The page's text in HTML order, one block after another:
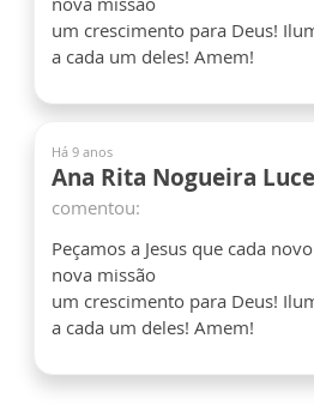
um crescimento para Deus!
a cada um deles! Amem!
Há 9 anos
Ana Rita Nogueira
comentou:
Peçamos a Jesus que cada
nova missão
um crescimento para Deus!
a cada um deles! Amem!